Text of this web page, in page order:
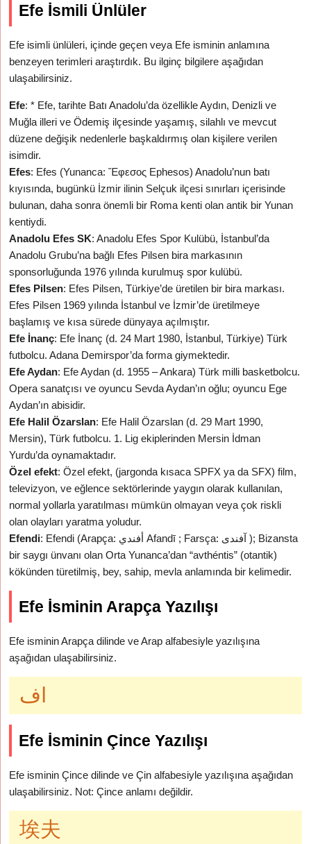
Efe İsmili Ünlüler
Efe isimli ünlüleri, içinde geçen veya Efe isminin anlamına
benzeyen terimleri araştırdık. Bu ilginç bilgilere aşağıdan
ulaşabilirsiniz.
Efe: * Efe, tarihte Batı Anadolu’da özellikle Aydın, Denizli ve
Muğla illeri ve Ödemiş ilçesinde yaşamış, silahlı ve mevcut
düzene değişik nedenlerle başkaldırmış olan kişilere verilen
isimdir.
Efes: Efes (Yunanca: Ἔφεσος Ephesos) Anadolu’nun batı
kıyısında, bugünkü İzmir ilinin Selçuk ilçesi sınırları içerisinde
bulunan, daha sonra önemli bir Roma kenti olan antik bir Yunan
kentiydi.
Anadolu Efes SK: Anadolu Efes Spor Kulübü, İstanbul’da
Anadolu Grubu’na bağlı Efes Pilsen bira markasının
sponsorluğunda 1976 yılında kurulmuş spor kulübü.
Efes Pilsen: Efes Pilsen, Türkiye’de üretilen bir bira markası.
Efes Pilsen 1969 yılında İstanbul ve İzmir’de üretilmeye
başlamış ve kısa sürede dünyaya açılmıştır.
Efe İnanç: Efe İnanç (d. 24 Mart 1980, İstanbul, Türkiye) Türk
futbolcu. Adana Demirspor’da forma giymektedir.
Efe Aydan: Efe Aydan (d. 1955 – Ankara) Türk milli basketbolcu.
Opera sanatçısı ve oyuncu Sevda Aydan’ın oğlu; oyuncu Ege
Aydan’ın abisidir.
Efe Halil Özarslan: Efe Halil Özarslan (d. 29 Mart 1990,
Mersin), Türk futbolcu. 1. Lig ekiplerinden Mersin İdman
Yurdu’da oynamaktadır.
Özel efekt: Özel efekt, (jargonda kısaca SPFX ya da SFX) film,
televizyon, ve eğlence sektörlerinde yaygın olarak kullanılan,
normal yollarla yaratılması mümkün olmayan veya çok riskli
olan olayları yaratma yoludur.
Efendi: Efendi (Arapça: أفندي Afandī ; Farsça: آفندی ); Bizansta
bir saygı ünvanı olan Orta Yunanca’dan “avthéntis” (otantik)
kökünden türetilmiş, bey, sahip, mevla anlamında bir kelimedir.
Efe İsminin Arapça Yazılışı
Efe isminin Arapça dilinde ve Arap alfabesiyle yazılışına
aşağıdan ulaşabilirsiniz.
اف
Efe İsminin Çince Yazılışı
Efe isminin Çince dilinde ve Çin alfabesiyle yazılışına aşağıdan
ulaşabilirsiniz. Not: Çince anlamı değildir.
埃夫